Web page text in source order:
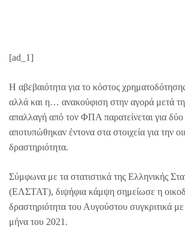
[ad_1]
Η αβεβαιότητα για το κόστος
αλλά και η… ανακούφιση στην αγορά μετά
απαλλαγή από τον ΦΠΑ παρατείνεται για δύο
αποτυπώθηκαν έντονα στα στοιχεία για την
δραστηριότητα.
Σύμφωνα με τα στατιστικά της Ελληνικής
(ΕΛΣΤΑΤ), διψήφια κάμψη σημείωσε η
δραστηριότητα του Αυγούστου συγκριτικά με
μήνα του 2021.